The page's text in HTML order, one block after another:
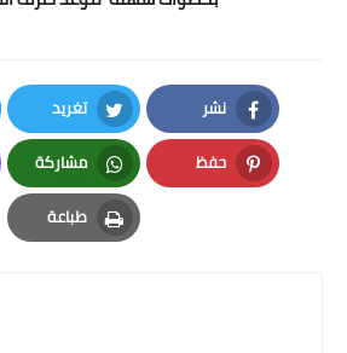
نشر
Facebook
تغريد
Twitter
حفظ
Pinterest
مشاركة
Whatsapp
طباعة
Print